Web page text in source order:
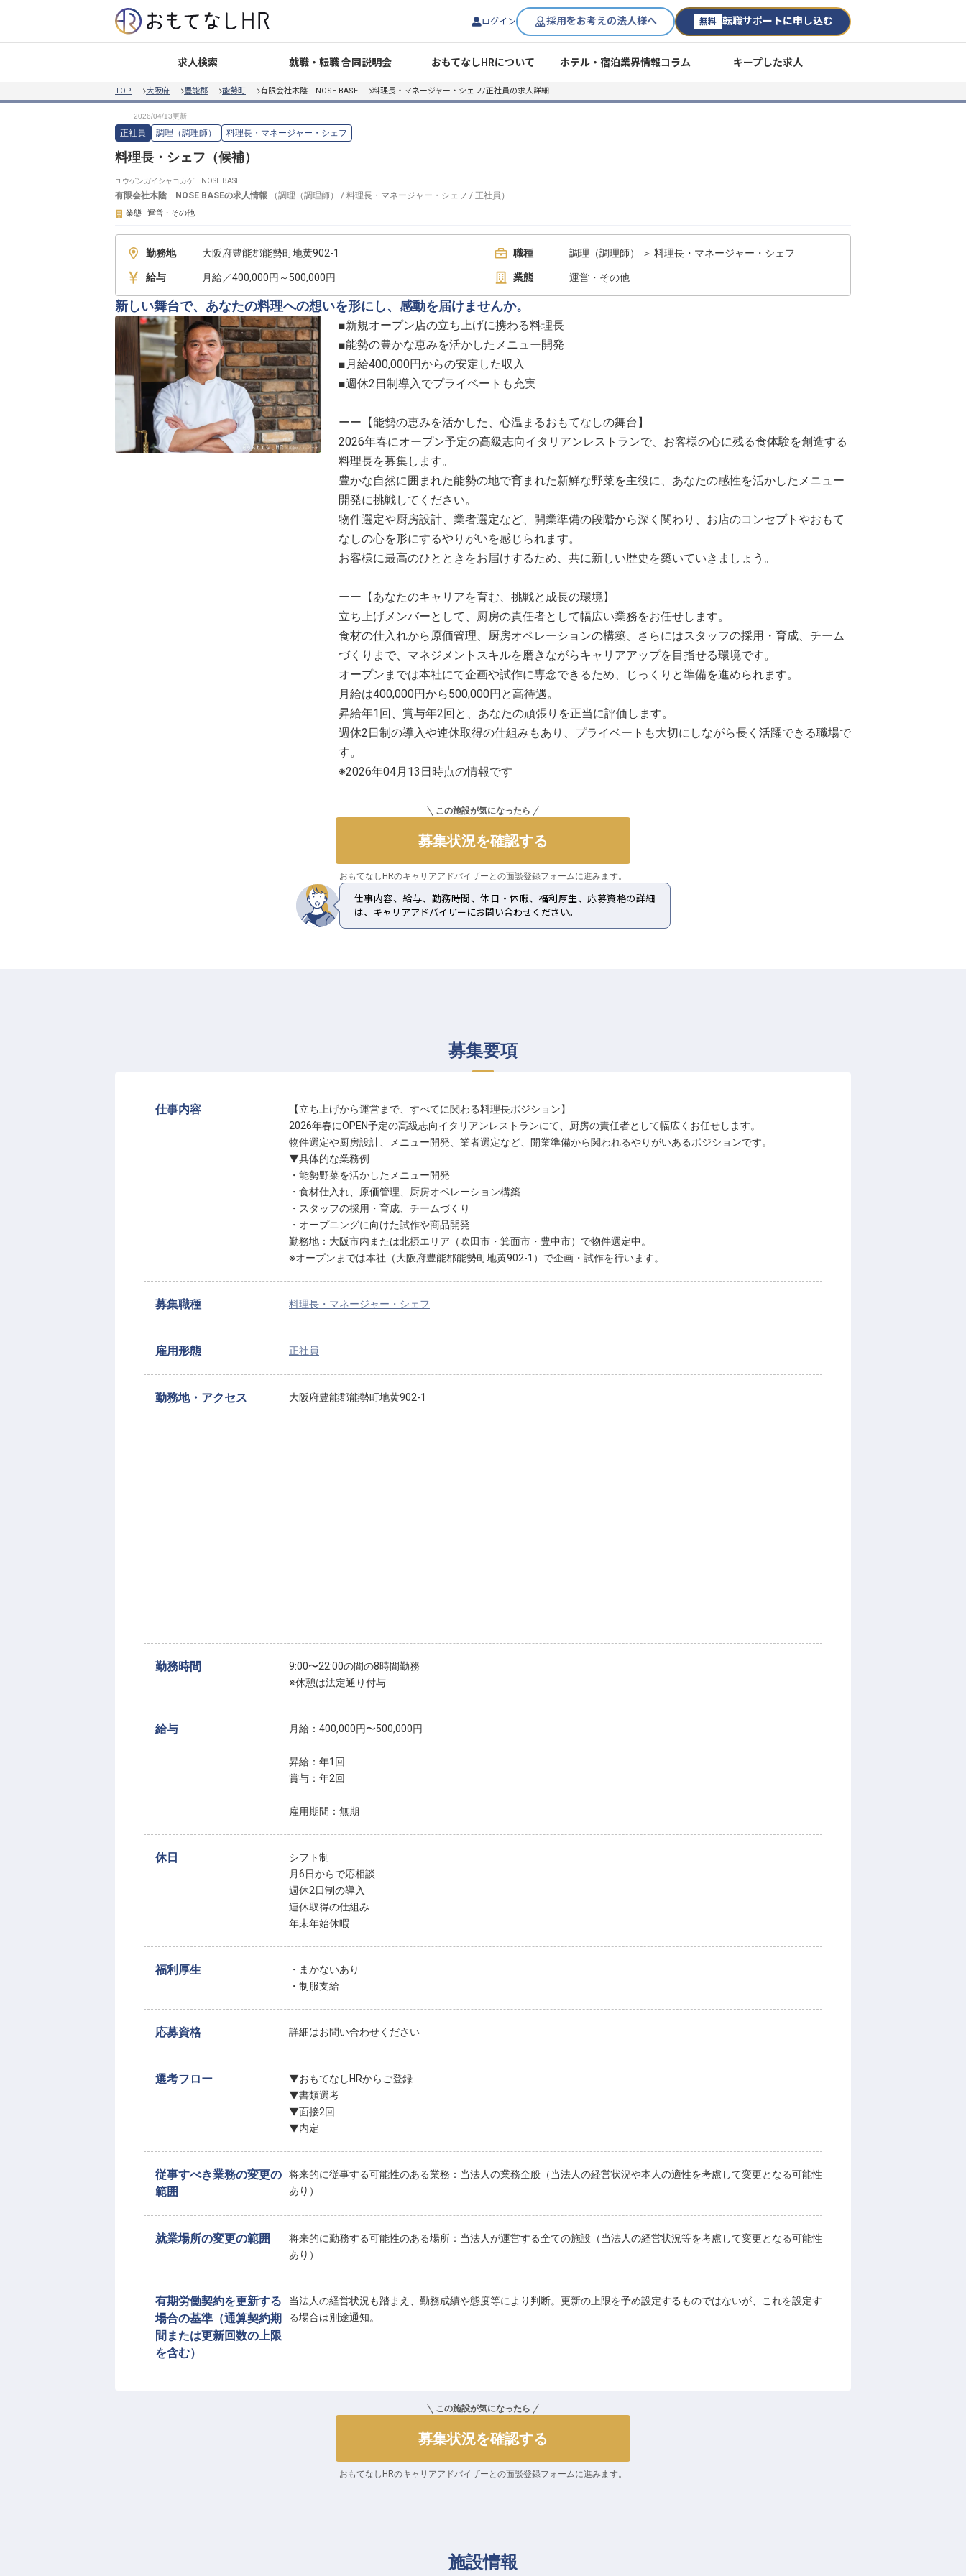
ログイン 採用をお考えの法人様へ 無料 転職サポートに申し込む
求人検索 就職・転職 合同説明会 おもてなしHRについて ホテル・宿泊業界情報コラム キープした求人
TOP 大阪府 豊能郡 能勢町 有限会社木陰 NOSE BASE 料理長・マネージャー・シェフ/正社員の求人詳細
正社員 調理（調理師） 料理長・マネージャー・シェフ
料理長・シェフ（候補）
ユウゲンガイシャコカゲ NOSE BASE
有限会社木陰 NOSE BASEの求人情報 （調理（調理師） / 料理長・マネージャー・シェフ / 正社員 ）
業態 運営・その他
勤務地 大阪府豊能郡能勢町地黄902-1 職種 調理（調理師） ＞ 料理長・マネージャー・シェフ
給与 月給／400,000円～500,000円 業態 運営・その他
新しい舞台で、あなたの料理への想いを形にし、感動を届けませんか。
■新規オープン店の立ち上げに携わる料理長
■能勢の豊かな恵みを活かしたメニュー開発
■月給400,000円からの安定した収入
■週休2日制導入でプライベートも充実
ーー【能勢の恵みを活かした、心温まるおもてなしの舞台】
2026年春にオープン予定の高級志向イタリアンレストランで、お客様の心に残る食体験を創造する
料理長を募集します。
豊かな自然に囲まれた能勢の地で育まれた新鮮な野菜を主役に、あなたの感性を活かしたメニュー
開発に挑戦してください。
物件選定や厨房設計、業者選定など、開業準備の段階から深く関わり、お店のコンセプトやおもて
なしの心を形にするやりがいを感じられます。
お客様に最高のひとときをお届けするため、共に新しい歴史を築いていきましょう。
ーー【あなたのキャリアを育む、挑戦と成長の環境】
立ち上げメンバーとして、厨房の責任者として幅広い業務をお任せします。
食材の仕入れから原価管理、厨房オペレーションの構築、さらにはスタッフの採用・育成、チーム
づくりまで、マネジメントスキルを磨きながらキャリアアップを目指せる環境です。
オープンまでは本社にて企画や試作に専念できるため、じっくりと準備を進められます。
月給は400,000円から500,000円と高待遇。
昇給年1回、賞与年2回と、あなたの頑張りを正当に評価します。
週休2日制の導入や連休取得の仕組みもあり、プライベートも大切にしながら長く活躍できる職場で
す。
※2026年04月13日時点の情報です
この施設が気になったら
募集状況を確認する
おもてなしHRのキャリアアドバイザーとの面談登録フォームに進みます。
仕事内容、給与、勤務時間、休日・休暇、福利厚生、応募資格の詳細
は、キャリアアドバイザーにお問い合わせください。
募集要項
仕事内容
【立ち上げから運営まで、すべてに関わる料理長ポジション】
2026年春にOPEN予定の高級志向イタリアンレストランにて、厨房の責任者として幅広くお任せします。
物件選定や厨房設計、メニュー開発、業者選定など、開業準備から関われるやりがいあるポジションです。
▼具体的な業務例
・能勢野菜を活かしたメニュー開発
・食材仕入れ、原価管理、厨房オペレーション構築
・スタッフの採用・育成、チームづくり
・オープニングに向けた試作や商品開発
勤務地：大阪市内または北摂エリア（吹田市・箕面市・豊中市）で物件選定中。
※オープンまでは本社（大阪府豊能郡能勢町地黄902-1）で企画・試作を行います。
募集職種 料理長・マネージャー・シェフ
雇用形態 正社員
勤務地・アクセス 大阪府豊能郡能勢町地黄902-1
勤務時間
9:00〜22:00の間の8時間勤務
※休憩は法定通り付与
給与 月給：400,000円〜500,000円
昇給：年1回
賞与：年2回
雇用期間：無期
休日
シフト制
月6日からで応相談
週休2日制の導入
連休取得の仕組み
年末年始休暇
福利厚生
・まかないあり
・制服支給
応募資格 詳細はお問い合わせください
選考フロー
▼おもてなしHRからご登録
▼書類選考
▼面接2回
▼内定
従事すべき業務の変更の
範囲
将来的に従事する可能性のある業務：当法人の業務全般（当法人の経営状況や本人の適性を考慮して変更となる可能性
あり）
就業場所の変更の範囲
将来的に勤務する可能性のある場所：当法人が運営する全ての施設（当法人の経営状況等を考慮して変更となる可能性
あり）
有期労働契約を更新する
場合の基準（通算契約期
間または更新回数の上限
を含む）
当法人の経営状況も踏まえ、勤務成績や態度等により判断。更新の上限を予め設定するものではないが、これを設定す
る場合は別途通知。
この施設が気になったら
募集状況を確認する
おもてなしHRのキャリアアドバイザーとの面談登録フォームに進みます。
施設情報